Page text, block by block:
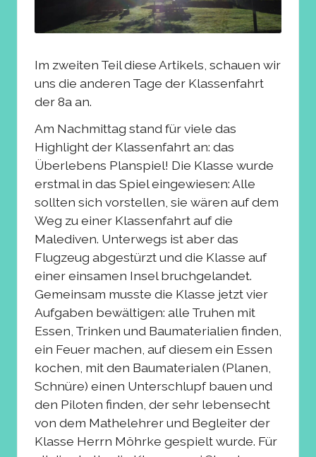
Im zweiten Teil diese Artikels, schauen wir
uns die anderen Tage der Klassenfahrt
der 8a an.
Am Nachmittag stand für viele das
Highlight der Klassenfahrt an: das
Überlebens Planspiel! Die Klasse wurde
erstmal in das Spiel eingewiesen: Alle
sollten sich vorstellen, sie wären auf dem
Weg zu einer Klassenfahrt auf die
Malediven. Unterwegs ist aber das
Flugzeug abgestürzt und die Klasse auf
einer einsamen Insel bruchgelandet.
Gemeinsam musste die Klasse jetzt vier
Aufgaben bewältigen: alle Truhen mit
Essen, Trinken und Baumaterialien finden,
ein Feuer machen, auf diesem ein Essen
kochen, mit den Baumaterialen (Planen,
Schnüre) einen Unterschlupf bauen und
den Piloten finden, der sehr lebensecht
von dem Mathelehrer und Begleiter der
Klasse Herrn Möhrke gespielt wurde. Für